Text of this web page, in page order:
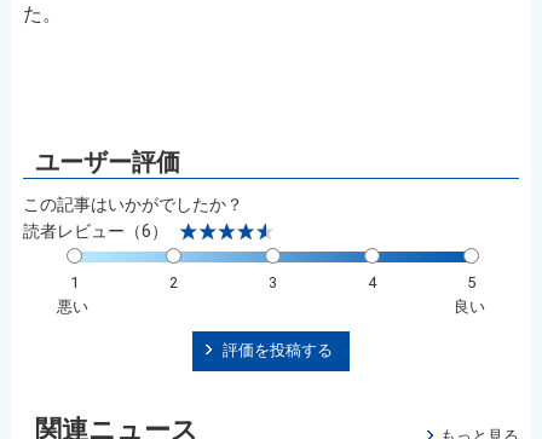
た。
この記事はいかがでしたか？
読者レビュー（6）
1 2 3 4
5
悪い
良い
評価を投稿する
関連ニュース